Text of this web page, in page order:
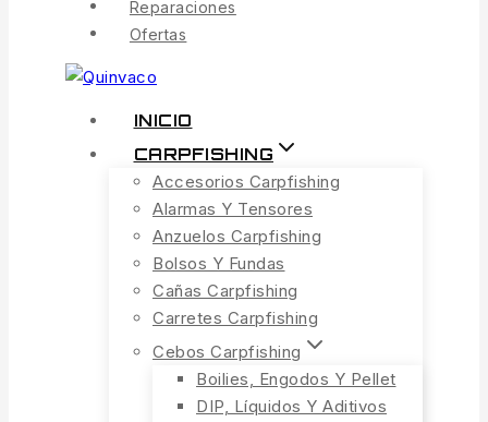
Reparaciones
Ofertas
INICIO
CARPFISHING
Accesorios Carpfishing
Alarmas Y Tensores
Anzuelos Carpfishing
Bolsos Y Fundas
Cañas Carpfishing
Carretes Carpfishing
Cebos Carpfishing
Boilies, Engodos Y Pellet
DIP, Líquidos Y Aditivos